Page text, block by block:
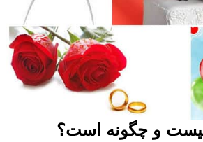
و چگونه است؟